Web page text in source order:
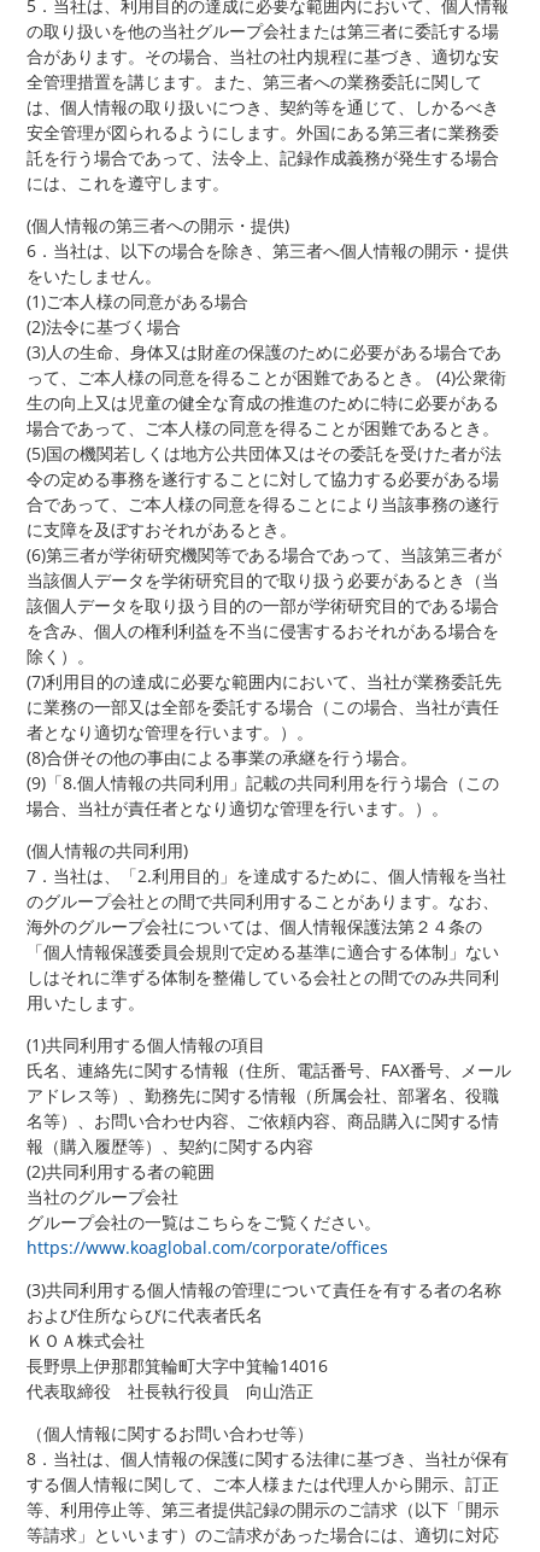
5．当社は、利用目的の達成に必要な範囲内において、個人情報
の取り扱いを他の当社グループ会社または第三者に委託する場
合があります。その場合、当社の社内規程に基づき、適切な安
全管理措置を講じます。また、第三者への業務委託に関して
は、個人情報の取り扱いにつき、契約等を通じて、しかるべき
安全管理が図られるようにします。外国にある第三者に業務委
託を行う場合であって、法令上、記録作成義務が発生する場合
には、これを遵守します。
(個人情報の第三者への開示・提供)
6．当社は、以下の場合を除き、第三者へ個人情報の開示・提供
をいたしません。
(1)ご本人様の同意がある場合
(2)法令に基づく場合
(3)人の生命、身体又は財産の保護のために必要がある場合であ
って、ご本人様の同意を得ることが困難であるとき。 (4)公衆衛
生の向上又は児童の健全な育成の推進のために特に必要がある
場合であって、ご本人様の同意を得ることが困難であるとき。
(5)国の機関若しくは地方公共団体又はその委託を受けた者が法
令の定める事務を遂行することに対して協力する必要がある場
合であって、ご本人様の同意を得ることにより当該事務の遂行
に支障を及ぼすおそれがあるとき。
(6)第三者が学術研究機関等である場合であって、当該第三者が
当該個人データを学術研究目的で取り扱う必要があるとき（当
該個人データを取り扱う目的の一部が学術研究目的である場合
を含み、個人の権利利益を不当に侵害するおそれがある場合を
除く）。
(7)利用目的の達成に必要な範囲内において、当社が業務委託先
に業務の一部又は全部を委託する場合（この場合、当社が責任
者となり適切な管理を行います。）。
(8)合併その他の事由による事業の承継を行う場合。
(9)「8.個人情報の共同利用」記載の共同利用を行う場合（この
場合、当社が責任者となり適切な管理を行います。）。
(個人情報の共同利用)
7．当社は、「2.利用目的」を達成するために、個人情報を当社
のグループ会社との間で共同利用することがあります。なお、
海外のグループ会社については、個人情報保護法第２４条の
「個人情報保護委員会規則で定める基準に適合する体制」ない
しはそれに準ずる体制を整備している会社との間でのみ共同利
用いたします。
(1)共同利用する個人情報の項目
氏名、連絡先に関する情報（住所、電話番号、FAX番号、メール
アドレス等）、勤務先に関する情報（所属会社、部署名、役職
名等）、お問い合わせ内容、ご依頼内容、商品購入に関する情
報（購入履歴等）、契約に関する内容
(2)共同利用する者の範囲
当社のグループ会社
グループ会社の一覧はこちらをご覧ください。
https://www.koaglobal.com/corporate/offices
(3)共同利用する個人情報の管理について責任を有する者の名称
および住所ならびに代表者氏名
ＫＯＡ株式会社
長野県上伊那郡箕輪町大字中箕輪14016
代表取締役 社長執行役員 向山浩正
（個人情報に関するお問い合わせ等）
8．当社は、個人情報の保護に関する法律に基づき、当社が保有
する個人情報に関して、ご本人様または代理人から開示、訂正
等、利用停止等、第三者提供記録の開示のご請求（以下「開示
等請求」といいます）のご請求があった場合には、適切に対応